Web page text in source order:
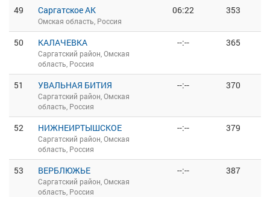
49 Саргатское АК
Омская область, Россия
06:22 353
50 КАЛАЧЕВКА
Саргатский район, Омская
область, Россия
--:-- 365
51 УВАЛЬНАЯ БИТИЯ
Саргатский район, Омская
область, Россия
--:-- 370
52 НИЖНЕИРТЫШСКОЕ
Саргатский район, Омская
область, Россия
--:-- 379
53 ВЕРБЛЮЖЬЕ
Саргатский район, Омская
область, Россия
--:-- 387